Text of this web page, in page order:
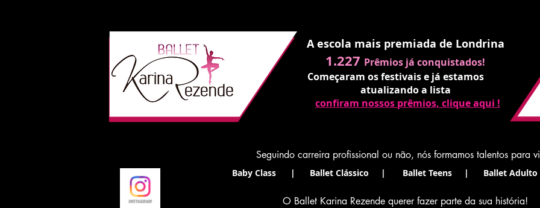
A escola mais premiada de Londrina
1.227 Prêmios já conquistados!
Começaram os festivais e já estamos
atualizando a lista
confiram nossos prêmios, clique aqui !
Seguindo carreira profissional ou não, nós formamos talentos para
Baby Class | Ballet Clássico | Ballet Teens | Ballet Adulto
O Ballet Karina Rezende querer fazer parte da sua história!